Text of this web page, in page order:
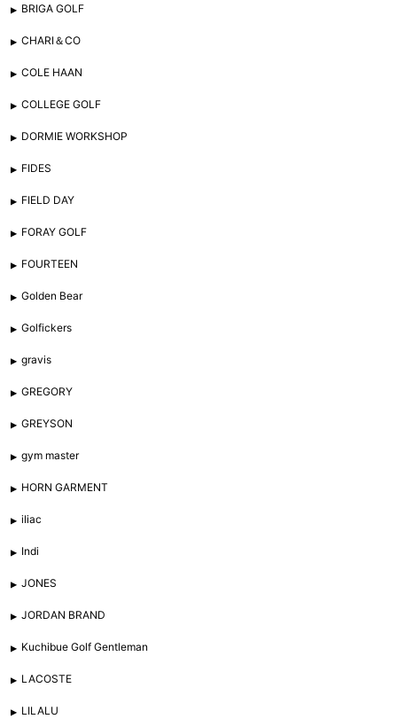
BRIGA GOLF
CHARI＆CO
COLE HAAN
COLLEGE GOLF
DORMIE WORKSHOP
FIDES
FIELD DAY
FORAY GOLF
FOURTEEN
Golden Bear
Golfickers
gravis
GREGORY
GREYSON
gym master
HORN GARMENT
iliac
Indi
JONES
JORDAN BRAND
Kuchibue Golf Gentleman
LACOSTE
LILALU